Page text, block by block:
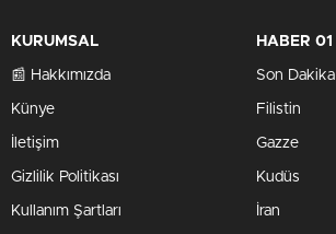
KURUMSAL
📰 Hakkımızda
Künye
İletişim
Gizlilik Politikası
Kullanım Şartları
HABER 01
Son Dakika
Filistin
Gazze
Kudüs
İran